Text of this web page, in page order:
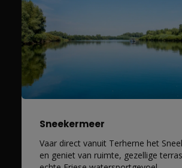
Sneekermeer
Vaar direct vanuit Terherne het
en geniet van ruimte, gezellige